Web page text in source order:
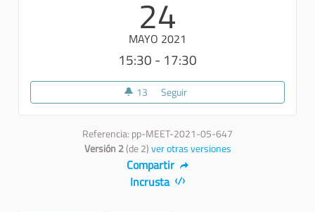
24
MAYO 2021
15:30 - 17:30
13 13 seguidoras
Seguir
Referencia: pp-MEET-2021-05-647
Versión 2(de 2)ver otras versiones
Compartir
Incrusta